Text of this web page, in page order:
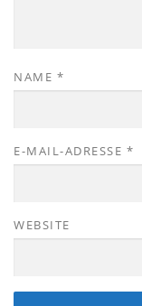
NAME *
E-MAIL-ADRESSE *
WEBSITE